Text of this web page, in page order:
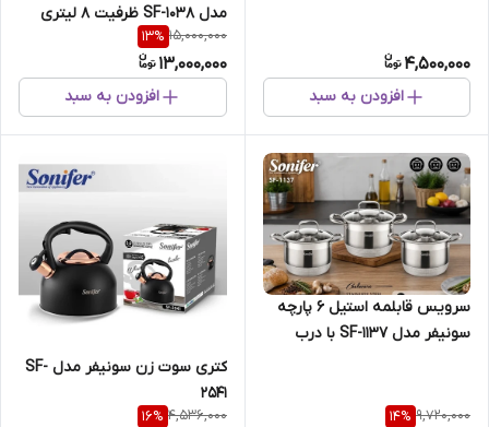
4,500,000
افزودن به سبد
مدل SF-1038 ظرفیت 8 لیتری
15,000,000
13%
13,000,000
افزودن به سبد
سرویس قابلمه استیل ۶ پارچه
سونیفر مدل SF-1137 با درب
9,720,000
14%
کتری سوت‌ زن سونیفر مدل SF-
2541
4,536,000
16%